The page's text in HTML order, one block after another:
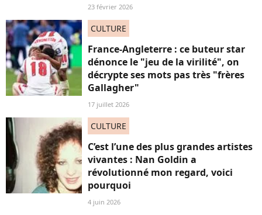
23 février 2026
CULTURE
France-Angleterre : ce buteur star
dénonce le "jeu de la virilité", on
décrypte ses mots pas très "frères
Gallagher"
17 juillet 2026
CULTURE
C’est l’une des plus grandes artistes
vivantes : Nan Goldin a
révolutionné mon regard, voici
pourquoi
4 juin 2026